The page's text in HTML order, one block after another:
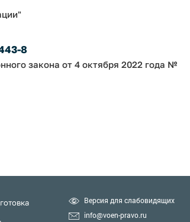
8
закона от 4 октября 2022 года №
Версия для слабовидящих
info@voen-pravo.ru